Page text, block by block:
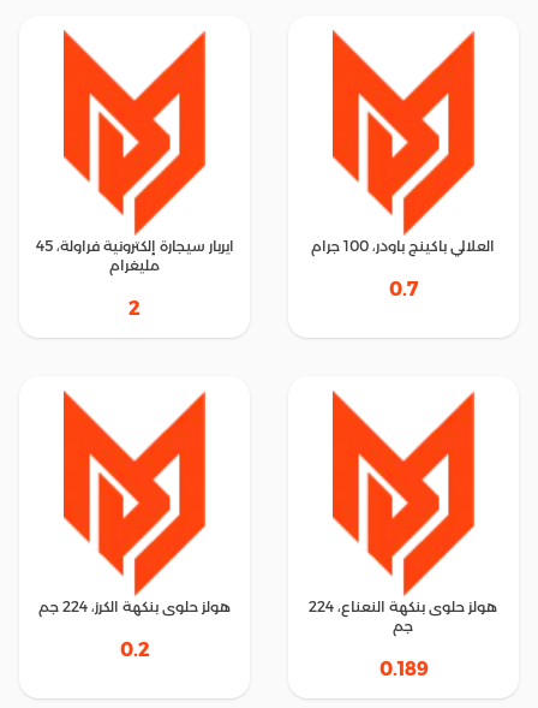
العلالي باكينج باودر، 100 جرام
0.7
ايربار سيجارة إلكترونية فراولة، 45
مليغرام
2
هولز حلوى بنكهة النعناع، ​​224
جم
0.189
هولز حلوى بنكهة الكرز، 224 جم
0.2